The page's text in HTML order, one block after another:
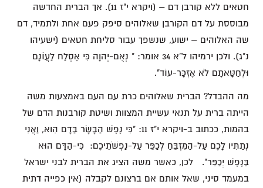
חטאים ללא קורבן דם – (ויקרא י"ז 11). אך הברית החדשה
מבוססת על דם הקורבן שאלוהים סיפק פעם אחת ולתמיד, דם
שה האלוהים – ישוע, שנשפך עבור סליחת חטאים (ישעיהו
נ"ג). ולכן ירמיהו ל"א 34 אומר: " נְאֻם-יְהוָה כִּי אֶסְלַח לַעֲו‍ֹנָם
וּלְחַטָּאתָם לֹא אֶזְכָּר-עוֹד".
מה ההבדל? הברית שאלוהים כרת עם העם באמצעות משה
הייתה ברית על תנאי עשיית המצוות ושיטת קורבנות הדם של
בהמות, ככתוב ב-ויקרא י"ז 11: "כִּי נֶפֶשׁ הַבָּשָׂר בַּדָּם הִוא, וַאֲנִי
נְתַתִּיו לָכֶם עַל-הַמִּזְבֵּחַ לְכַפֵּר עַל-נַפְשֹׁתֵיכֶם: כִּי-הַדָּם הוּא
בַּנֶּפֶשׁ יְכַפֵּר". לכן, כאשר משה הציג את הברית לבני ישראל
במעמד סיני, שאל אותם אם ברצונם לקבלה (אין כפייה דתית